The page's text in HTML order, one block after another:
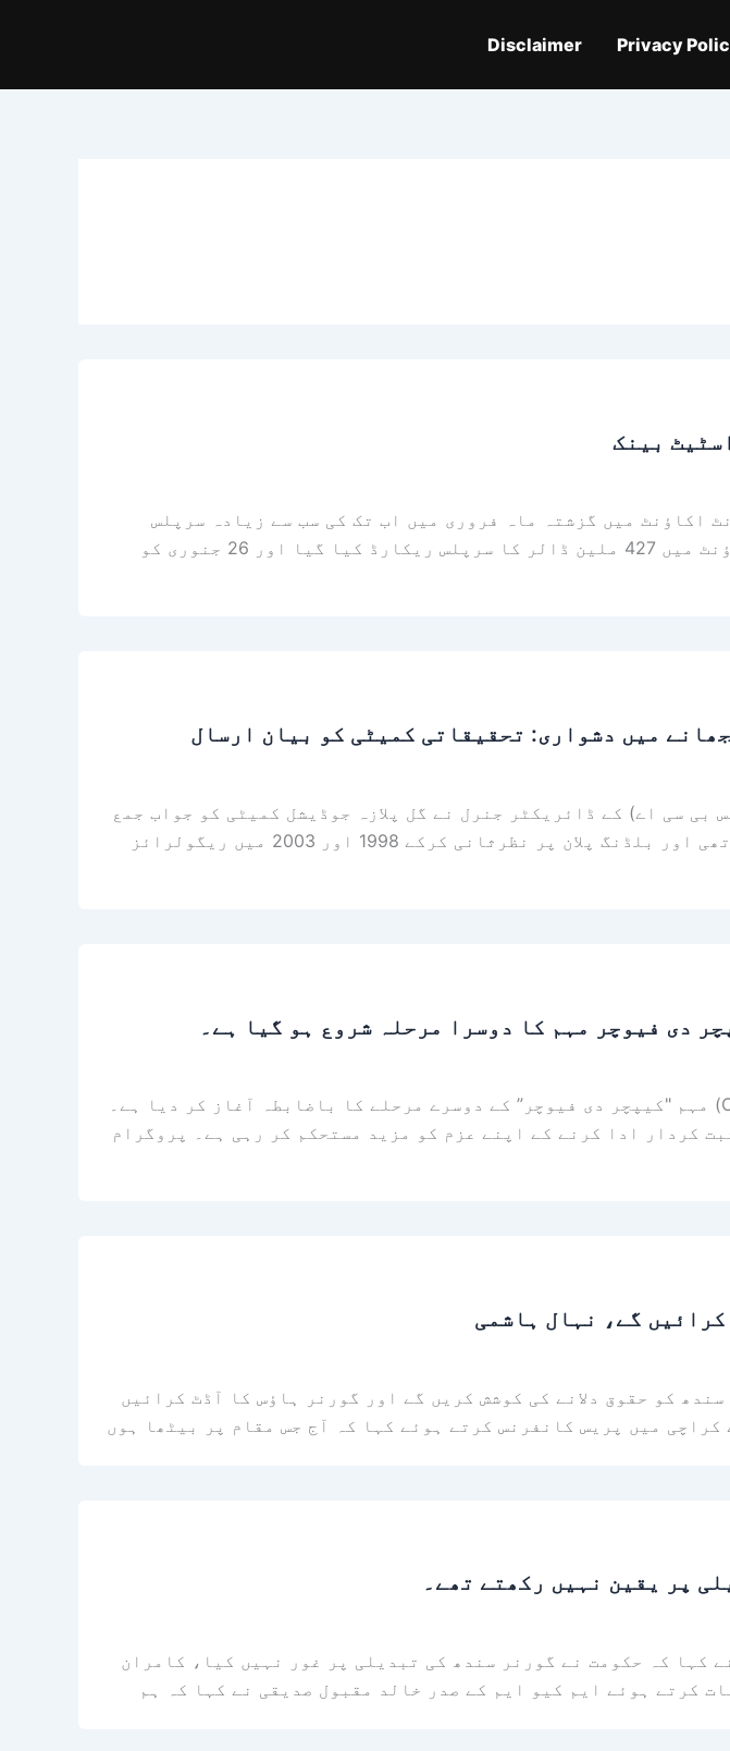
Privacy
Disclaimer
اکاؤنٹ میں گزشتہ ماہ فروری میں اب تک کی سب سے زیادہ سرپلس
ریکارڈ کی گئی۔ مرکزی بینک کی رپورٹ کے مطابق 26 فروری کو کرنٹ اکاؤنٹ میں 427 ملین ڈالر کا سرپلس ریکارڈ کیا گیا اور 26 جنوری کو
میں دشواری: تحقیقاتی کمیٹی کو بیان ارسال
سی اے) کے ڈائریکٹر جنرل نے گل پلازہ جوڈیشل کمیٹی کو جواب جمع
کرایا جس میں کہا گیا ہے کہ گل پلازہ کی پہلی منظوری 1979 میں دی گئی تھی اور بلڈنگ پلان پر نظرثانی کرکے 1998 اور 2003 میں ریگولرائز
دی فیوچر مہم کا دوسرا مرحلہ شروع ہو گیا ہے۔
لاہور (ویب ڈیسک) ویوو پاکستان نے اپنی کارپوریٹ سماجی ذمہ داری (CSR) مہم "کیپچر دی فیوچر” کے دوسرے مرحلے کا باضابطہ آغاز کر دیا ہے۔
کردار ادا کرنے کے اپنے عزم کو مزید مستحکم کر رہی ہے۔ پروگرام
گے، نہال ہاشمی
کو حقوق دلانے کی کوشش کریں گے اور گورنر ہاؤس کا آڈٹ کرائیں
میں پریس کانفرنس کرتے ہوئے کہا کہ آج جس مقام پر بیٹھا ہوں
پر یقین نہیں رکھتے تھے۔
کہا کہ حکومت نے گورنر سندھ کی تبدیلی پر غور نہیں کیا، کامران
کرتے ہوئے ایم کیو ایم کے صدر خالد مقبول صدیقی نے کہا کہ ہم